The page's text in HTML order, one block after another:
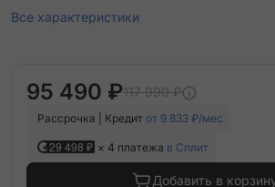
Все характеристики
95 490 ₽117 990 ₽
Рассрочка | Кредит от 9 833 ₽/мес
29 498 ₽ × 4 платежа в Сплит
Добавить в